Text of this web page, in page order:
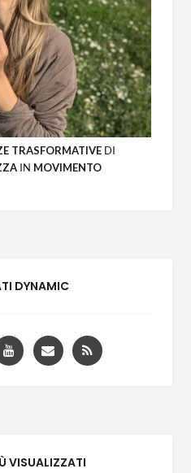
TRASFORMATIVEDI
IN MOVIMENTO
DYNAMIC
VISUALIZZATI